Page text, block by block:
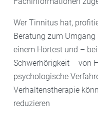
Wer Tinnitus hat,
Beratung zum Umgang
einem Hörtest und –
Schwerhörigkeit – von
psychologische
Verhaltenstherapie
reduzieren